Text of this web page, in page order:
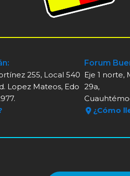
255, Local 540
Lopez Mateos, Edo
Forum
Eje 1 norte,
29a,
¿Cómo